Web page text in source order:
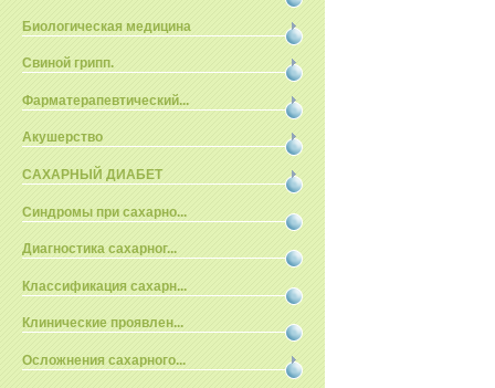
Биологическая медицина
Свиной грипп.
Фарматерапевтический...
Акушерство
САХАРНЫЙ ДИАБЕТ
Синдромы при сахарно...
Диагностика сахарног...
Классификация сахарн...
Клинические проявлен...
Осложнения сахарного...